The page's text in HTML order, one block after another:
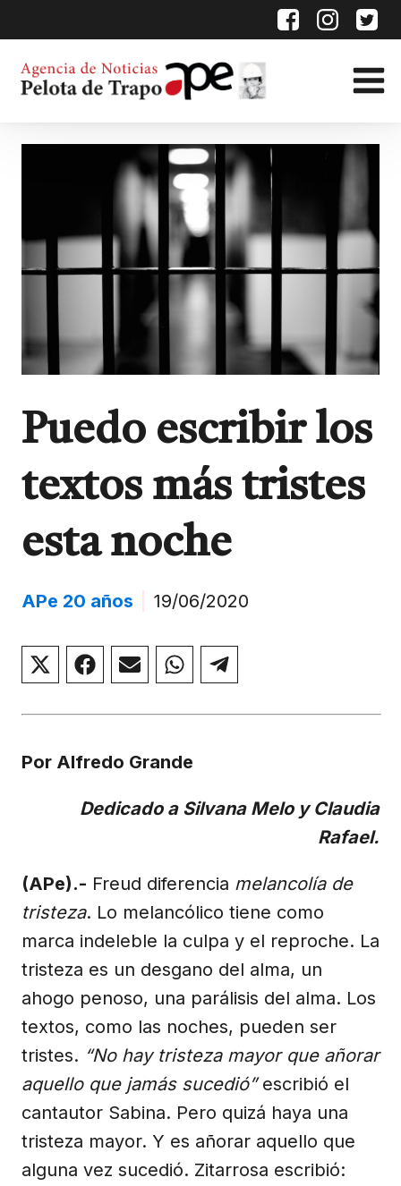
Puedo escribir los
textos más tristes
esta noche
APe 20 años 19/06/2020
Compartir
en
(Twitter)
Compartir
en
Compartir
en
Compartir
en
Compartir
en
Por Alfredo Grande
Dedicado a Silvana Melo y Claudia
Rafael.
(APe).- Freud diferencia melancolía de
tristeza. Lo melancólico tiene como
marca indeleble la culpa y el reproche. La
tristeza es un desgano del alma, un
ahogo penoso, una parálisis del alma. Los
textos, como las noches, pueden ser
tristes. “No hay tristeza mayor que añorar
aquello que jamás sucedió”escribió el
cantautor Sabina. Pero quizá haya una
tristeza mayor. Y es añorar aquello que
alguna vez sucedió. Zitarrosa escribió: